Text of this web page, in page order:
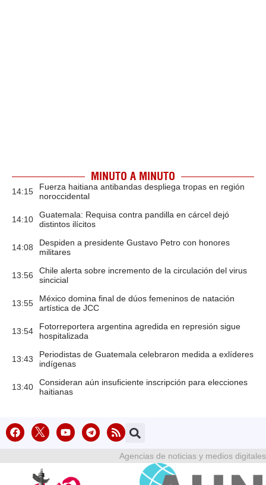
MINUTO A MINUTO
14:15
Fuerza haitiana antibandas despliega tropas en región
noroccidental
14:10
Guatemala: Requisa contra pandilla en cárcel dejó
distintos ilícitos
14:08
Despiden a presidente Gustavo Petro con honores
militares
13:56
Chile alerta sobre incremento de la circulación del virus
sincicial
13:55
México domina final de dúos femeninos de natación
artística de JCC
13:54
Fotorreportera argentina agredida en represión sigue
hospitalizada
13:43
Periodistas de Guatemala celebraron medida a exlíderes
indígenas
13:40
Consideran aún insuficiente inscripción para elecciones
haitianas
Agencias de noticias y medios digitales